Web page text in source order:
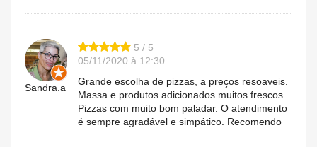
Sandra.a
5 / 5
05/11/2020 à 12:30
Grande escolha de pizzas, a preços resoaveis.
Massa e produtos adicionados muitos frescos.
Pizzas com muito bom paladar. O atendimento
é sempre agradável e simpático. Recomendo